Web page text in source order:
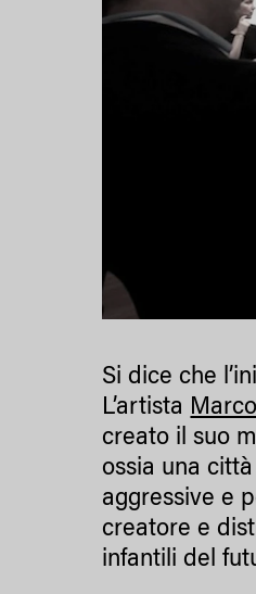
Si dice che
L’artista
creato il suo
ossia una
aggressive e
creatore e
infantili del